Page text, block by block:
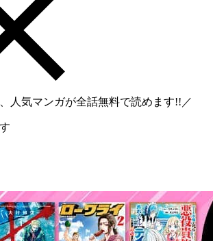
人気マンガが全話無料で読めます!!／